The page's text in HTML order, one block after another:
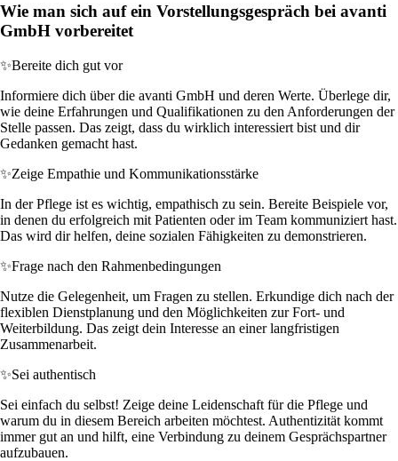
Wie man sich auf ein Vorstellungsgespräch bei avanti
GmbH vorbereitet
✨Bereite dich gut vor
Informiere dich über die avanti GmbH und deren Werte. Überlege dir,
wie deine Erfahrungen und Qualifikationen zu den Anforderungen der
Stelle passen. Das zeigt, dass du wirklich interessiert bist und dir
Gedanken gemacht hast.
✨Zeige Empathie und Kommunikationsstärke
In der Pflege ist es wichtig, empathisch zu sein. Bereite Beispiele vor,
in denen du erfolgreich mit Patienten oder im Team kommuniziert hast.
Das wird dir helfen, deine sozialen Fähigkeiten zu demonstrieren.
✨Frage nach den Rahmenbedingungen
Nutze die Gelegenheit, um Fragen zu stellen. Erkundige dich nach der
flexiblen Dienstplanung und den Möglichkeiten zur Fort- und
Weiterbildung. Das zeigt dein Interesse an einer langfristigen
Zusammenarbeit.
✨Sei authentisch
Sei einfach du selbst! Zeige deine Leidenschaft für die Pflege und
warum du in diesem Bereich arbeiten möchtest. Authentizität kommt
immer gut an und hilft, eine Verbindung zu deinem Gesprächspartner
aufzubauen.